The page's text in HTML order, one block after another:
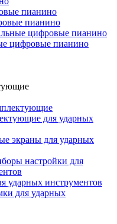
пианино
пианино
цифровые пианино
цифровые пианино
для ударных
экраны для ударных
настройки для
ударных инструментов
для ударных